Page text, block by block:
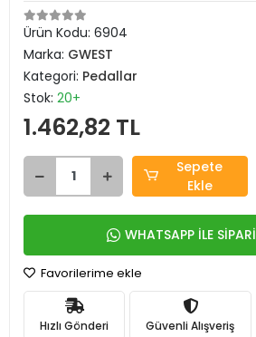
Ürün Kodu: 6904
Marka: GWEST
Kategori: Pedallar
Stok: 20+
1.462,82 TL
Sepete
Ekle
WHATSAPP İLE
Favorilerime ekle
Hızlı Gönderi Güvenli Alışveriş